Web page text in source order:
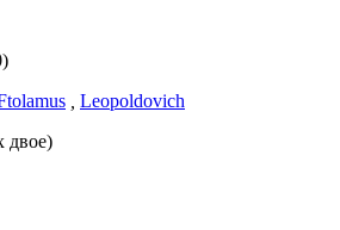
, Leopoldovich
двое)